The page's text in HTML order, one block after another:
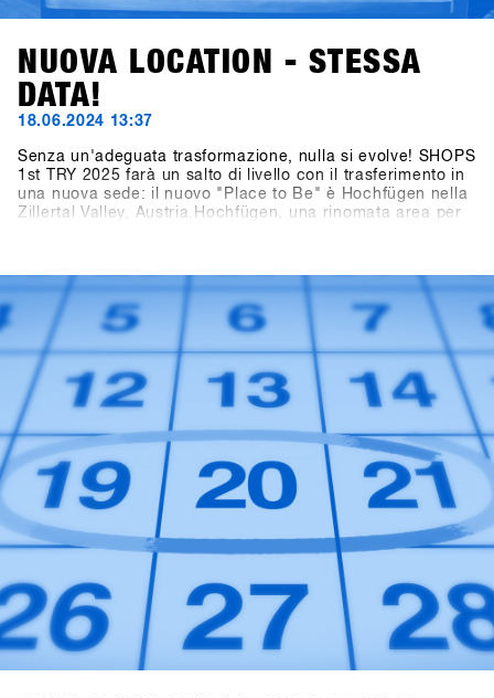
NUOVA LOCATION - STESSA
DATA!
18.06.2024 13:37
Senza un'adeguata trasformazione, nulla si evolve! SHOPS
1st TRY 2025 farà un salto di livello con il trasferimento in
una nuova sede: il nuovo "Place to Be" è Hochfügen nella
Zillertal Valley, Austria.Hochfügen, una rinomata area per
Hochfügen, offre opportunità senza precedenti per
sviluppare il più grande evento B2B di snowboard in
Europa e portare i test sulla neve ad un livello
successivo.Segnate sul calendario: le date restano dal 19
al 21 gennaio 2025. Il concept definitivo per i brand sarà
svelato alla fine di luglio, e gli inviti ai negozi saranno
spediti entro la fine di ottobre!